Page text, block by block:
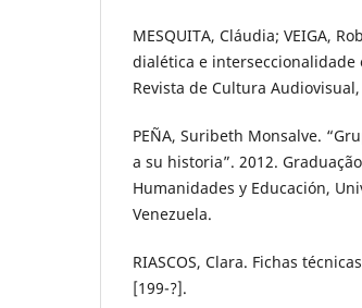
MESQUITA, Cláudia; VEIGA,
dialética e interseccionalidade
Revista de Cultura
PEÑA, Suribeth Monsalve.
a su historia”. 2012.
Humanidades y Educación,
Venezuela.
RIASCOS, Clara. Fichas
[199-?].